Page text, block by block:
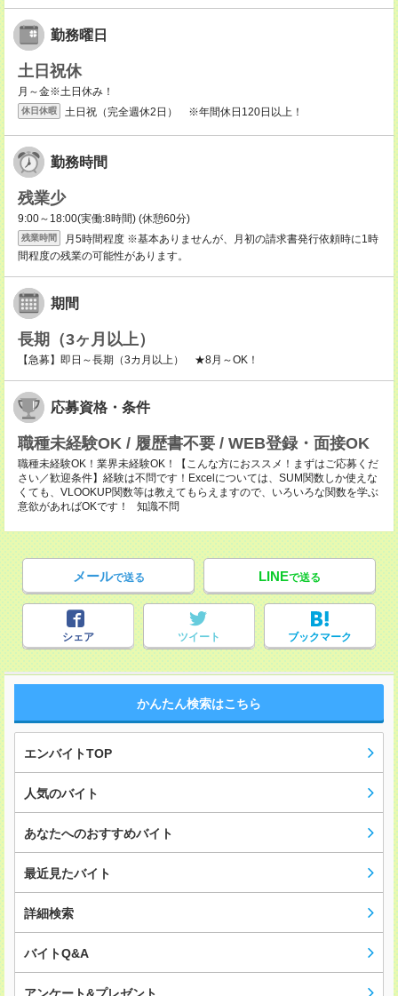
勤務曜日
土日祝休
月～金※土日休み！
休日休暇 土日祝（完全週休2日） ※年間休日120日以上！
勤務時間
残業少
9:00～18:00(実働:8時間) (休憩60分)
残業時間
月5時間程度 ※基本ありませんが、月初の請求書発行依頼時に1時
間程度の残業の可能性があります。
期間
長期（3ヶ月以上）
【急募】即日～長期（3カ月以上） ★8月～OK！
応募資格・条件
職種未経験OK / 履歴書不要 / WEB登録・面接OK
職種未経験OK！業界未経験OK！【こんな方におススメ！まずはご応募くだ
さい／歓迎条件】経験は不問です！Excelについては、SUM関数しか使えな
くても、VLOOKUP関数等は教えてもらえますので、いろいろな関数を学ぶ
意欲があればOKです！ 知識不問
メールで送る LINEで送る
シェア ツイート ブックマーク
かんたん検索はこちら
エンバイトTOP
人気のバイト
あなたへのおすすめバイト
最近見たバイト
詳細検索
バイトQ&A